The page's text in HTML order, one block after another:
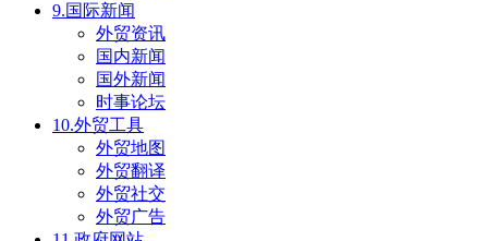
9.国际新闻
外贸资讯
国内新闻
国外新闻
时事论坛
10.外贸工具
外贸地图
外贸翻译
外贸社交
外贸广告